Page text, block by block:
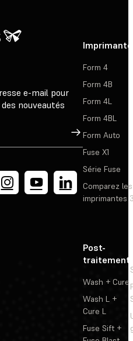
e-mail pour
nouveautés
Inscription
Form 4
Form 4B
Form 4L
Form 4BL
Form Auto
Fuse X1
Série Fuse
Comparez les
imprimantes
Post-
traitement
Wash + Cure
Wash L +
Cure L
Fuse Sift +